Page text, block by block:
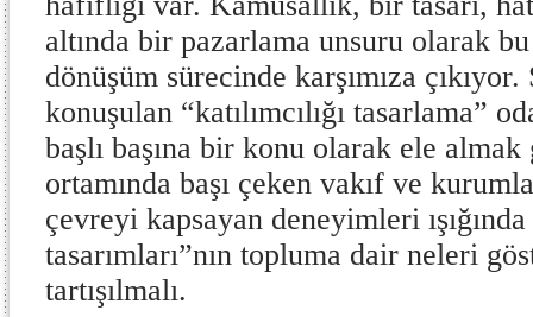
altında bir pazarlama unsuru olarak
dönüşüm sürecinde karşımıza
konuşulan “katılımcılığı tasarlama”
başlı başına bir konu olarak ele
ortamında başı çeken vakıf ve
çevreyi kapsayan deneyimleri
tasarımları”nın topluma dair neleri
tartışılmalı.